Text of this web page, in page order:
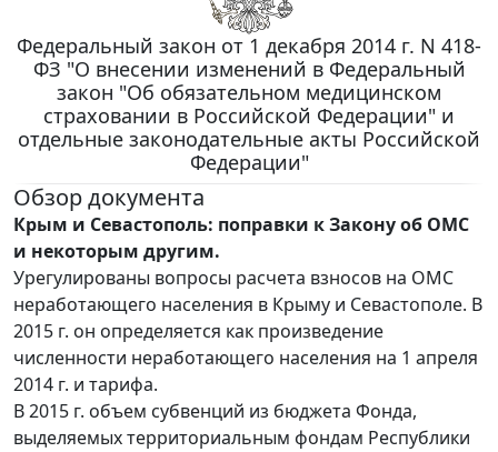
Федеральный закон от 1 декабря 2014 г. N 418-
ФЗ "О внесении изменений в Федеральный
закон "Об обязательном медицинском
страховании в Российской Федерации" и
отдельные законодательные акты Российской
Федерации"
Обзор документа
Крым и Севастополь: поправки к Закону об ОМС
и некоторым другим.
Урегулированы вопросы расчета взносов на ОМС
неработающего населения в Крыму и Севастополе. В
2015 г. он определяется как произведение
численности неработающего населения на 1 апреля
2014 г. и тарифа.
В 2015 г. объем субвенций из бюджета Фонда,
выделяемых территориальным фондам Республики